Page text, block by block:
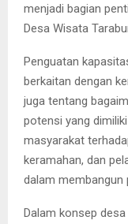
menjadi bagian
Desa Wisata
Penguatan
berkaitan dengan
juga tentang
potensi yang
masyarakat
keramahan, dan
dalam membangun
Dalam konsep